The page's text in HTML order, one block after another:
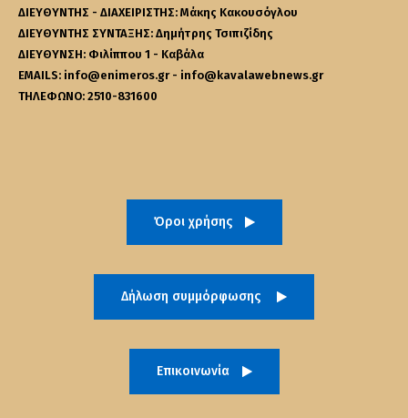
ΔΙΕΥΘΥΝΤΗΣ - ΔΙΑΧΕΙΡΙΣΤΗΣ: Μάκης Κακουσόγλου
ΔΙΕΥΘΥΝΤΗΣ ΣΥΝΤΑΞΗΣ: Δημήτρης Τσιπιζίδης
ΔΙΕΥΘΥΝΣΗ: Φιλίππου 1 - Καβάλα
EMAILS: info@enimeros.gr - info@kavalawebnews.gr
ΤΗΛΕΦΩΝΟ: 2510-831600
Όροι χρήσης
Δήλωση συμμόρφωσης
Επικοινωνία